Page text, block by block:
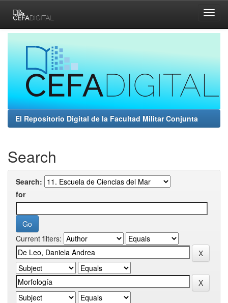
navigation
El Repositorio Digital de la Facultad Militar Conjunta
Search
Search:
for
Current filters: